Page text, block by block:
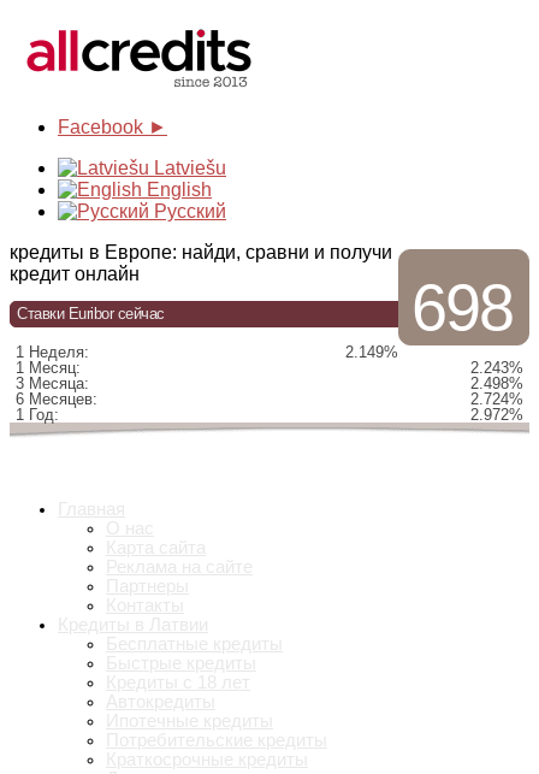
Facebook ►
Latviešu
English
Русский
698
кредиты в Европе: найди, сравни и получи
кредит онлайн
Ставки Euribor сейчас
1 Неделя:
2.149%
1 Месяц:
2.243%
3 Месяца:
2.498%
6 Месяцев:
2.724%
1 Год:
2.972%